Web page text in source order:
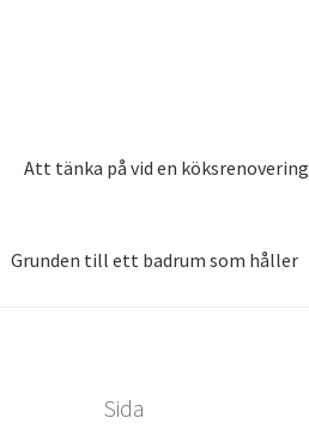
Att tänka på vid en köksrenovering
Grunden till ett badrum som håller
Sida